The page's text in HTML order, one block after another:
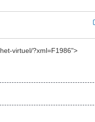
virtuel/?xml=F1986">